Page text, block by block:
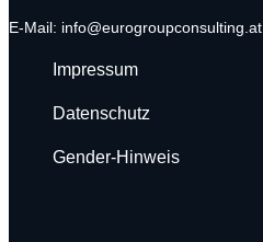
E-Mail: info@eurogroupconsulting.at
Impressum
Datenschutz
Gender-Hinweis